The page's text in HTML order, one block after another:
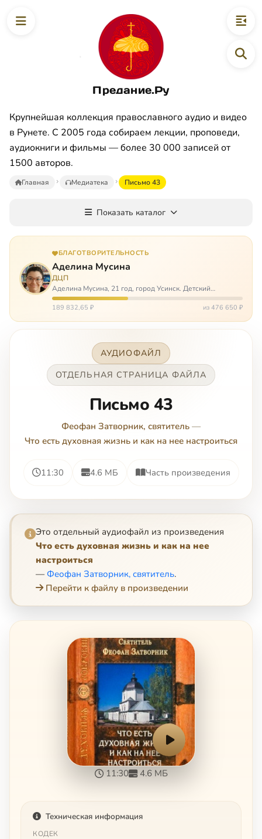
Предание.Ру
Крупнейшая коллекция православного аудио и видео
в Рунете. С 2005 года собираем лекции, проповеди,
аудиокниги и фильмы — более 30 000 записей от
1500 авторов.
Главная Медиатека Письмо 43
Показать каталог
БЛАГОТВОРИТЕЛЬНОСТЬ
Аделина Мусина
ДЦП
Аделина Мусина, 21 год, город Усинск. Детский
церебральный паралич, передвигается на ходунках или
коляске. Аделине требуется помощь, чтобы ноги
189 832,65 ₽ из 476 650 ₽
АУДИОФАЙЛ
ОТДЕЛЬНАЯ СТРАНИЦА ФАЙЛА
Письмо 43
Феофан Затворник, святитель —
Что есть духовная жизнь и как на нее настроиться
11:30 4.6 МБ Часть произведения
Это отдельный аудиофайл из произведения
Что есть духовная жизнь и как на нее
настроиться
— Феофан Затворник, святитель.
Перейти к файлу в произведении
11:30 4.6 МБ
Техническая информация
КОДЕК